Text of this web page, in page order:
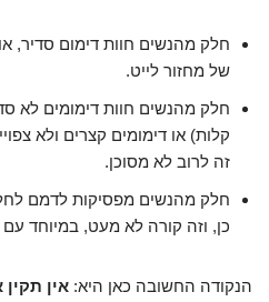
חלק מהנשים חוות דימום סדיר,
של מחזור לייט.
חלק מהנשים חוות דימומים לא
קלות) או דימומים קצרים ולא
זה לרוב לא מסוכן.
חלק מהנשים מפסיקות לדמם
כן, וזה קורה לא מעט, במיוחד
הנקודה החשובה כאן היא: אין